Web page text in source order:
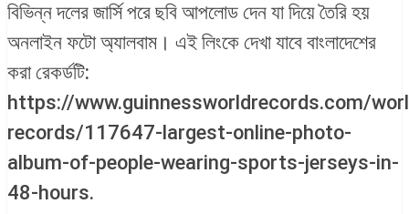
বিভিন্ন দলের জার্সি পরে ছবি আপলোড দেন যা দিয়ে তৈরি হয়
অনলাইন ফটো অ্যালবাম। এই লিংকে দেখা যাবে বাংলাদেশের
করা রেকর্ডটি:
https://www.guinnessworldrecords.com/
records/117647-largest-online-photo-
album-of-people-wearing-sports-jerseys-in-
48-hours.